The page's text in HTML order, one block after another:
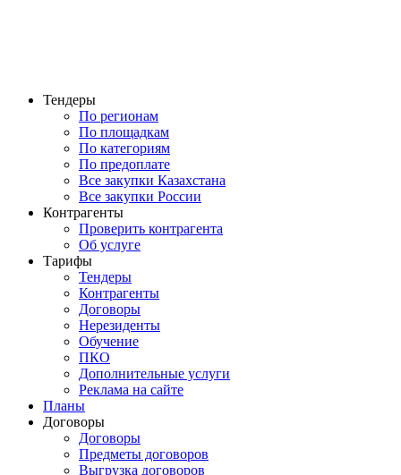
Тендеры
По регионам
По площадкам
По категориям
По предоплате
Все закупки Казахстана
Все закупки России
Контрагенты
Проверить контрагента
Об услуге
Тарифы
Тендеры
Контрагенты
Договоры
Нерезиденты
Обучение
ПКО
Дополнительные услуги
Реклама на сайте
Планы
Договоры
Договоры
Предметы договоров
Выгрузка договоров